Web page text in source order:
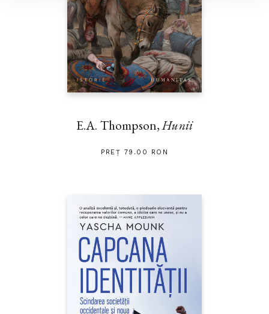
E.A. Thompson,Hunii
PREȚ 79.00 RON